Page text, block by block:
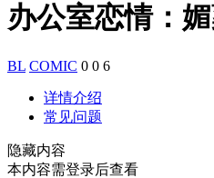
办公室恋情：
BL COMIC 0 0 6
详情介绍
常见问题
隐藏内容
本内容需登录后查看